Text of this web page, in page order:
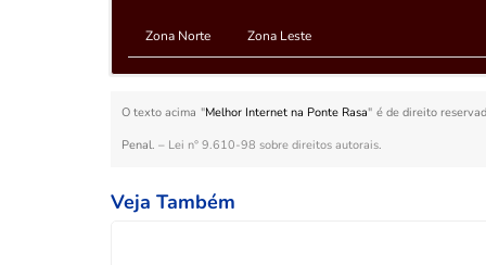
Zona Norte Zona Leste
O texto acima "Melhor Internet na Ponte Rasa" é de direito
Penal. – Lei n° 9.610-98 sobre direitos autorais.
Veja Também